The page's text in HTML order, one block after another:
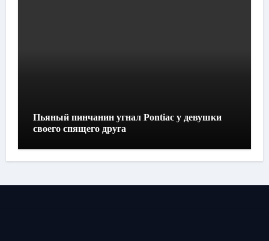
Пьяный пинчанин угнал Pontiac у девушки
своего спящего друга